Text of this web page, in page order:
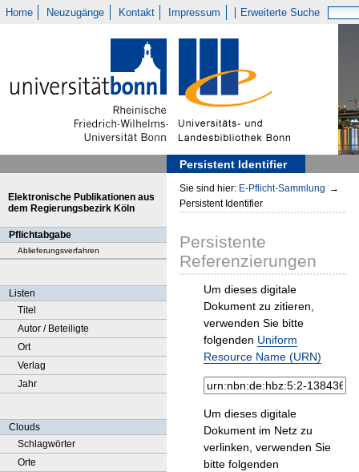
Home Neuzugänge Kontakt Impressum Erweiterte Suche
Persistent Identifier
Elektronische Publikationen aus
dem Regierungsbezirk Köln
Pflichtabgabe
Ablieferungsverfahren
Listen
Titel
Autor / Beteiligte
Ort
Verlag
Jahr
Clouds
Schlagwörter
Orte
Sie sind hier: E-Pflicht-Sammlung →
Persistent Identifier
Persistente
Referenzierungen
Um dieses digitale
Dokument zu zitieren,
verwenden Sie bitte
folgenden Uniform
Resource Name (URN)
Um dieses digitale
Dokument im Netz zu
verlinken, verwenden Sie
bitte folgenden